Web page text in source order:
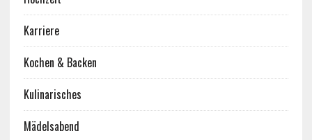
Karriere
Kochen & Backen
Kulinarisches
Mädelsabend